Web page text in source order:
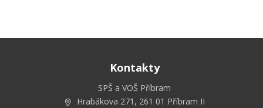
Kontakty
SPŠ a VOŠ Příbram
Hrabákova 271, 261 01 Příbram II